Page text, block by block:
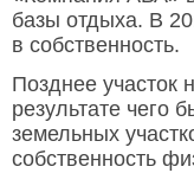
базы отдыха. В
в собственность.
Позднее участок
результате чего
земельных
собственность